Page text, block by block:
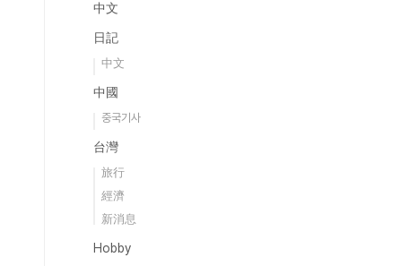
中文
日記
中文
中國
중국기사
台灣
旅行
經濟
新消息
Hobby